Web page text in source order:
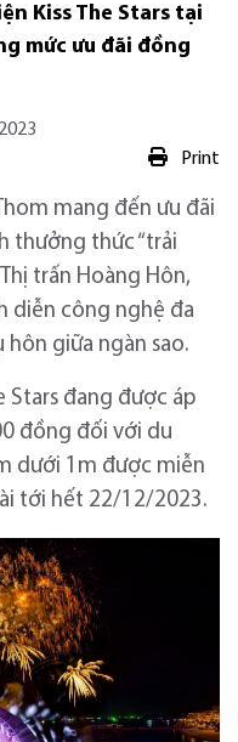
Kiss The Stars tại
mức ưu đãi đồng
Print
mang đến ưu đãi
thưởng thức “trải
trấn Hoàng Hôn,
diễn công nghệ đa
hôn giữa ngàn sao.
Stars đang được áp
đồng đối với du
dưới 1m được miễn
tới hết 22/12/2023.